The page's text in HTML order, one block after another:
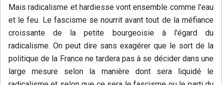
Mais radicalisme et hardiesse vont ensemble comme l'eau
et le feu. Le fascisme se nourrit avant tout de la méfiance
croissante de la petite bourgeoisie à l'égard du
radicalisme. On peut dire sans exagérer que le sort de la
politique de la France ne tardera pas à se décider dans une
large mesure selon la manière dont sera liquidé le